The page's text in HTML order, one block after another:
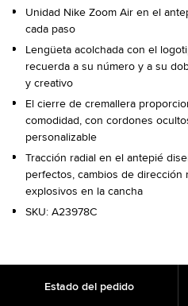
Unidad Nike Zoom Air en el
cada paso
Lengüeta acolchada con el
recuerda a su número y a su
y creativo
El cierre de cremallera
comodidad, con cordones
personalizable
Tracción radial en el antepié
perfectos, cambios de dirección
explosivos en la cancha
SKU: A23978C
Estado del pedido